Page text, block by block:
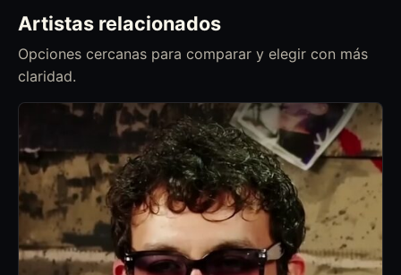
Artistas relacionados
Opciones cercanas para comparar y elegir con más
claridad.